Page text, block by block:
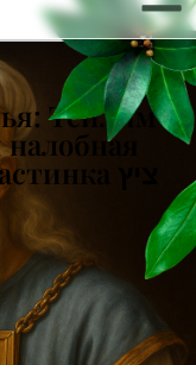
Теилим 18